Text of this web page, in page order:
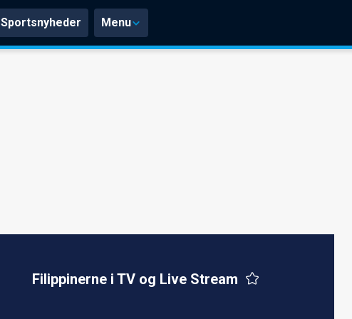
Sportsnyheder Menu
Filippinerne i TV og Live Stream